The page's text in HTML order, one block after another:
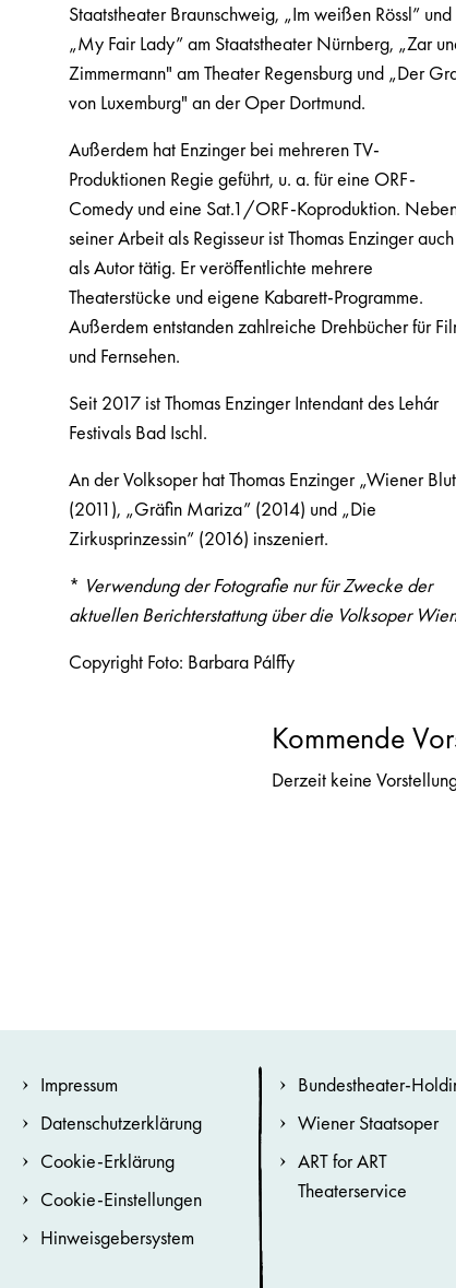
Staatstheater Braunschweig, „Im weißen Rössl” und
„My Fair Lady” am Staatstheater Nürnberg, „Zar
Zimmermann" am Theater Regensburg und „Der
von Luxemburg" an der Oper Dortmund.
Außerdem hat Enzinger bei mehreren TV-
Produktionen Regie geführt, u. a. für eine ORF-
Comedy und eine Sat.1/ORF-Koproduktion.
seiner Arbeit als Regisseur ist Thomas Enzinger auch
als Autor tätig. Er veröffentlichte mehrere
Theaterstücke und eigene Kabarett-Programme.
Außerdem entstanden zahlreiche Drehbücher für
und Fernsehen.
Seit 2017 ist Thomas Enzinger Intendant des Lehár
Festivals Bad Ischl.
An der Volksoper hat Thomas Enzinger „Wiener
(2011), „Gräfin Mariza” (2014) und „Die
Zirkusprinzessin” (2016) inszeniert.
* Verwendung der Fotografie nur für Zwecke der
aktuellen Berichterstattung über die Volksoper Wien
Copyright Foto: Barbara Pálffy
Kommende
Derzeit keine
Impressum
Datenschutzerklärung
Cookie-Erklärung
Cookie-Einstellungen
Hinweisgebersystem
Bundestheater-
Wiener Staatsoper
ART for ART
Theaterservice